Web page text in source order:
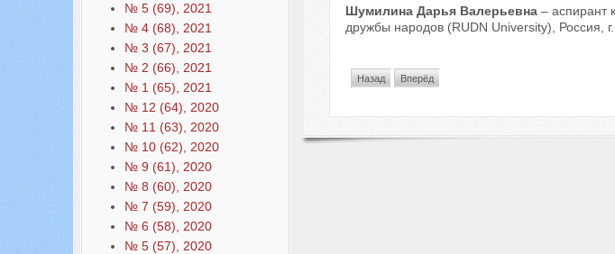
№ 5 (69), 2021
№ 4 (68), 2021
№ 3 (67), 2021
№ 2 (66), 2021
№ 1 (65), 2021
№ 12 (64), 2020
№ 11 (63), 2020
№ 10 (62), 2020
№ 9 (61), 2020
№ 8 (60), 2020
№ 7 (59), 2020
№ 6 (58), 2020
№ 5 (57), 2020
Шумилина Дарья Валерьевна – аспирант
дружбы народов (RUDN University), Россия,
Назад Вперёд